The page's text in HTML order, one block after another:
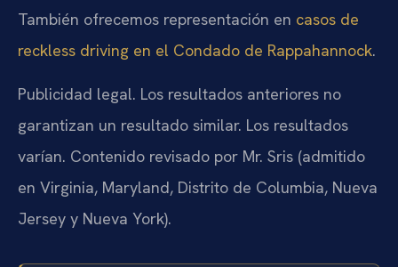
También ofrecemos representación en casos de
reckless driving en el Condado de Rappahannock.
Publicidad legal. Los resultados anteriores no
garantizan un resultado similar. Los resultados
varían. Contenido revisado por Mr. Sris (admitido
en Virginia, Maryland, Distrito de Columbia, Nueva
Jersey y Nueva York).